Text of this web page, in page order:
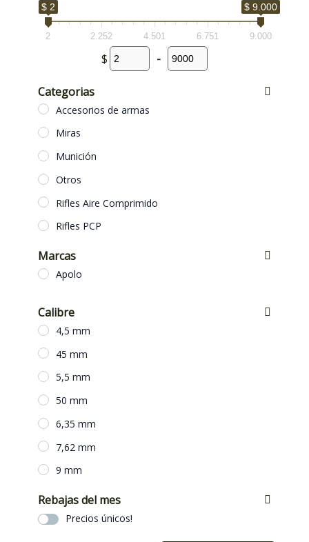
$ 2 $ 9.000
2 2.252 4.501 6.751 9.000
$ -
Categorias
Accesorios de armas
Miras
Munición
Otros
Rifles Aire Comprimido
Rifles PCP
Marcas
Apolo
Calibre
4,5 mm
45 mm
5,5 mm
50 mm
6,35 mm
7,62 mm
9 mm
Rebajas del mes
Precios únicos!